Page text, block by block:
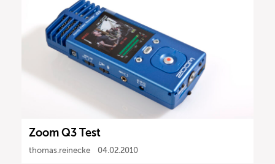
Zoom Q3 Test
thomas.reinecke 04.02.2010